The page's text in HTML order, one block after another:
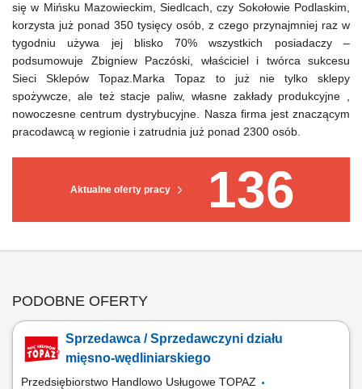
Aktualne oferty pracy 136
się w Mińsku Mazowieckim, Siedlcach, czy Sokołowie Podlaskim,
korzysta już ponad 350 tysięcy osób, z czego przynajmniej raz w
tygodniu używa jej blisko 70% wszystkich posiadaczy –
podsumowuje Zbigniew Paczóski, właściciel i twórca sukcesu
Sieci Sklepów Topaz. Marka Topaz to już nie tylko sklepy
spożywcze, ale też stacje paliw, własne zakłady produkcyjne ,
nowoczesne centrum dystrybucyjne. Nasza firma jest znaczącym
pracodawcą w regionie i zatrudnia już ponad 2300 osób.
PODOBNE OFERTY
Sprzedawca / Sprzedawczyni działu
mięsno-wędliniarskiego
Przedsiębiorstwo Handlowo Usługowe TOPAZ